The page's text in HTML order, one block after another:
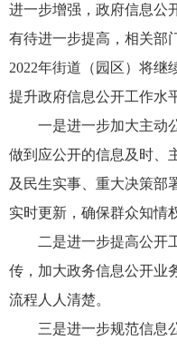
进一步增强，政府信息公
有待进一步提高，相关部
2022年街道（园区）将继
提升政府信息公开工作水
一是进一步加大主动公
做到应公开的信息及时、
及民生实事、重大决策部
实时更新，确保群众知情
二是进一步提高公开工
传，加大政务信息公开业
流程人人清楚。
三是进一步规范信息公